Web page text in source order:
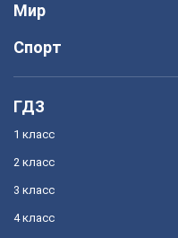
Мир
Спорт
ГДЗ
1 класс
2 класс
3 класс
4 класс